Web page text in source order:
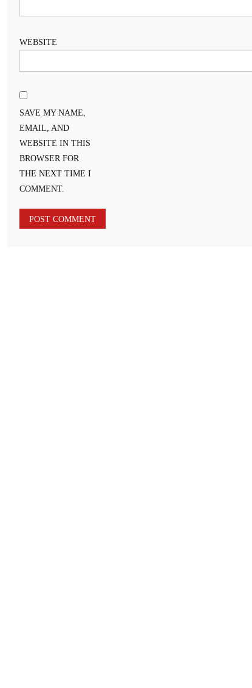
WEBSITE
SAVE MY NAME,
EMAIL, AND
WEBSITE IN THIS
BROWSER FOR
THE NEXT TIME I
COMMENT.